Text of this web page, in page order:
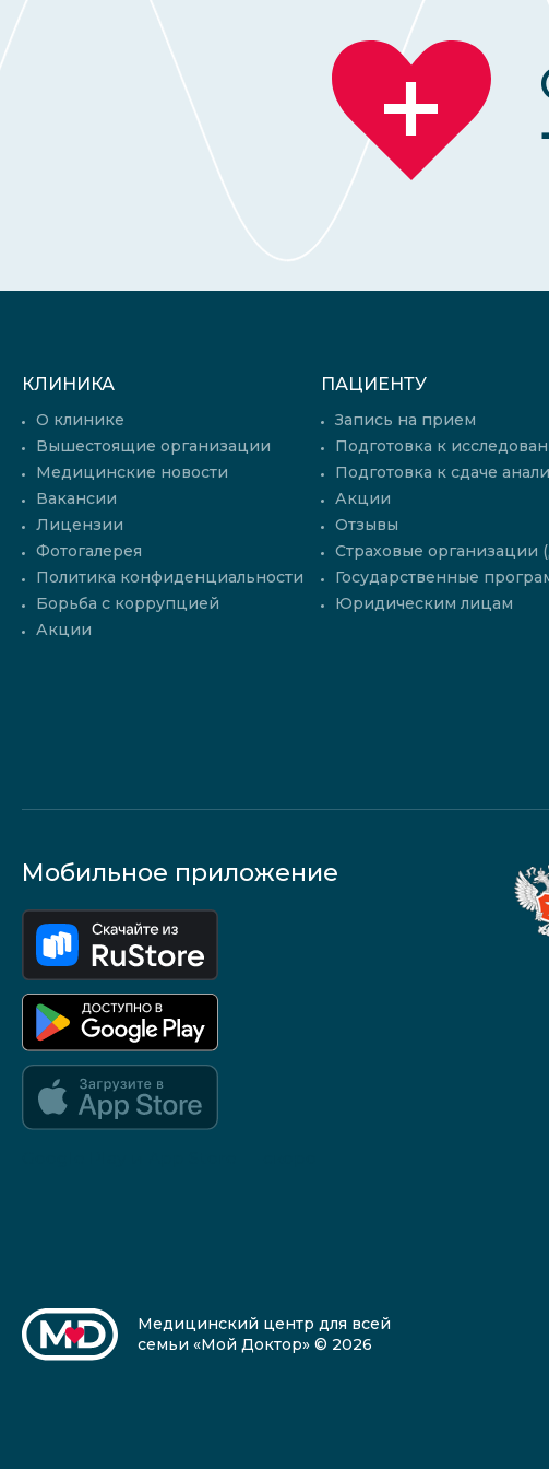
КЛИНИКА
О клинике
Вышестоящие организации
Медицинские новости
Вакансии
Лицензии
Фотогалерея
Политика конфиденциальности
Борьба с коррупцией
Акции
ПАЦИЕНТУ
Запись на прием
Подготовка к
Подготовка к сдаче
Акции
Отзывы
Страховые организации
Государственные
Юридическим лицам
Мобильное приложение
Медицинский центр для всей
семьи «Мой Доктор» © 2026